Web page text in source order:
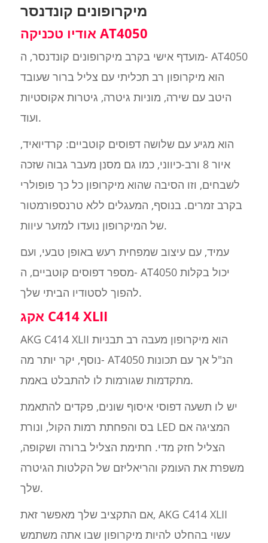
מיקרופונים קונדנסר
אודיו טכניקה AT4050
מועדף אישי בקרב מיקרופונים קונדנסר, ה- AT4050
הוא מיקרופון רב תכליתי עם צליל ברור שעובד
היטב עם שירה, מוניות גיטרה, גיטרות אקוסטיות
ועוד.
הוא מגיע עם שלושה דפוסים קוטביים: קרדיואיד,
איור 8 ורב-כיווני, כמו גם מסנן מעבר גבוה שזכה
לשבחים, וזו הסיבה שהוא מיקרופון כל כך פופולרי
בקרב זמרים. בנוסף, המעגלים ללא טרנספורמטור
של המיקרופון נועדו למזער עיוות.
עמיד, עם עיצוב שמפחית רעש באופן טבעי, ועם
מספר דפוסים קוטביים, ה- AT4050 יכול בקלות
להפוך לסטודיו הביתי שלך.
אקג C414 XLII
AKG C414 XLII הוא מיקרופון מעבה רב תבניות
נוסף, יקר יותר מה- AT4050 הנ"ל אך עם תכונות
מתקדמות שגורמות לו להתבלט באמת.
יש לו תשעה דפוסי איסוף שונים, פקדים להתאמת
בס והפחתת רמות הקול, ונורת LED המציגה אם
הצליל חזק מדי. חתימת הצליל ברורה ושקופה,
משפרת את העומק והריאליזם של הקלטות הגיטרה
שלך.
אם התקציב שלך מאפשר זאת, AKG C414 XLII
עשוי בהחלט להיות מיקרופון שבו אתה משתמש